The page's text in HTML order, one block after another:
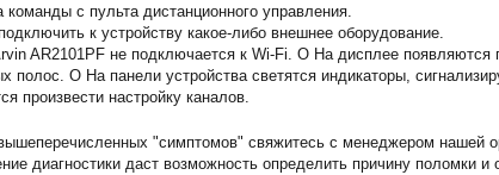
команды с пульта дистанционного управления.
к устройству какое-либо внешнее оборудование.
AR2101PF не подключается к Wi-Fi. O На дисплее появляются
полос. O На панели устройства светятся индикаторы,
произвести настройку каналов.
"симптомов" свяжитесь с менеджером нашей
диагностики даст возможность определить причину поломки и